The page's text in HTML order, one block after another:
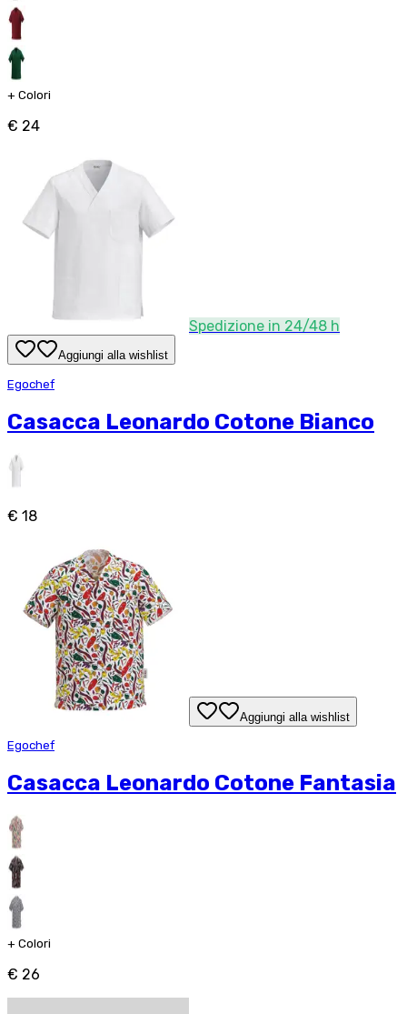
+ Colori
€ 24
Spedizione in 24/48 h
Aggiungi alla wishlist
Egochef
Casacca Leonardo Cotone Bianco
€ 18
Aggiungi alla wishlist
Egochef
Casacca Leonardo Cotone Fantasia
+ Colori
€ 26